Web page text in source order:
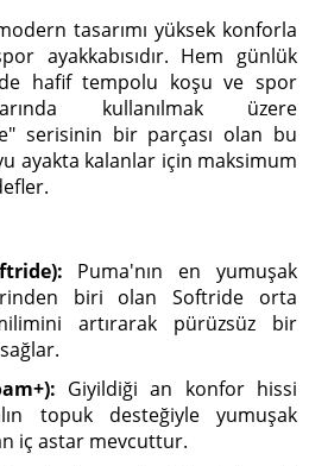
tasarımı yüksek konforla
ayakkabısıdır. Hem günlük
hafif tempolu koşu ve spor
kullanılmak üzere
serisinin bir parçası olan bu
ayakta kalanlar için maksimum
Puma'nın en yumuşak
biri olan Softride orta
artırarak pürüzsüz bir
Giyildiği an konfor hissi
topuk desteğiyle yumuşak
iç astar mevcuttur.